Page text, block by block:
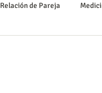
Relación de Pareja